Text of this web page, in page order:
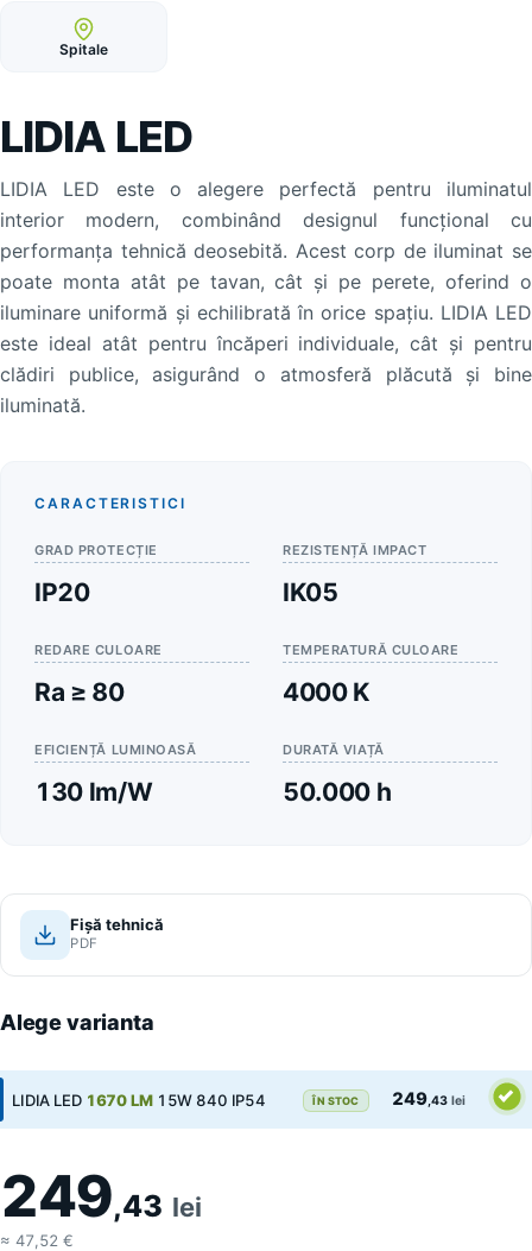
Spitale
LIDIA LED
LIDIA LED este o alegere perfectă pentru iluminatul
interior modern, combinând designul funcțional cu
performanța tehnică deosebită. Acest corp de iluminat se
poate monta atât pe tavan, cât și pe perete, oferind o
iluminare uniformă și echilibrată în orice spațiu. LIDIA LED
este ideal atât pentru încăperi individuale, cât și pentru
clădiri publice, asigurând o atmosferă plăcută și bine
iluminată.
CARACTERISTICI
GRAD PROTECȚIE
IP20
REZISTENȚĂ IMPACT
IK05
REDARE CULOARE
Ra ≥ 80
TEMPERATURĂ CULOARE
4000 K
EFICIENȚĂ LUMINOASĂ
130 lm/W
DURATĂ VIAȚĂ
50.000 h
Fișă tehnică
PDF
Alege varianta
LIDIA LED 1670 LM15W 840 IP54 ÎN STOC 249 ,43 lei
249,43 lei
≈ 47,52 €